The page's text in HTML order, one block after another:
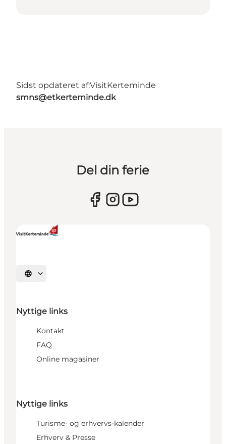
Sidst opdateret af:VisitKerteminde
smns@etkerteminde.dk
Del din ferie
Vælg sprog
Nyttige links
Kontakt
FAQ
Online magasiner
Nyttige links
Turisme- og erhvervs-kalender
Erhverv & Presse